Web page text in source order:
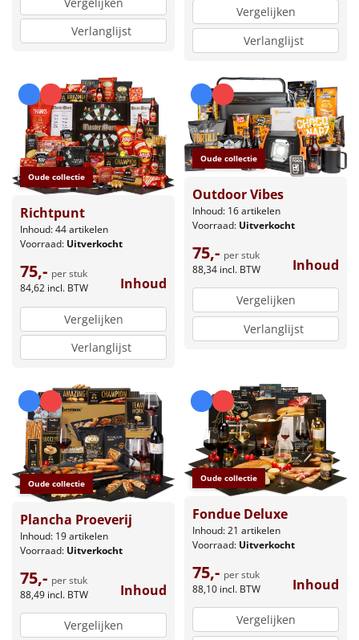
Verlanglijst
Vergelijken
Verlanglijst
Oude collectie
Richtpunt
Inhoud: 44 artikelen
Voorraad: Uitverkocht
75,- per stuk
84,62 incl. BTW Inhoud
Vergelijken
Verlanglijst
Oude collectie
Outdoor Vibes
Inhoud: 16 artikelen
Voorraad: Uitverkocht
75,- per stuk
88,34 incl. BTW Inhoud
Vergelijken
Verlanglijst
Oude collectie
Plancha Proeverij
Inhoud: 19 artikelen
Voorraad: Uitverkocht
75,- per stuk
88,49 incl. BTW Inhoud
Vergelijken
Oude collectie
Fondue Deluxe
Inhoud: 21 artikelen
Voorraad: Uitverkocht
75,- per stuk
88,10 incl. BTW Inhoud
Vergelijken